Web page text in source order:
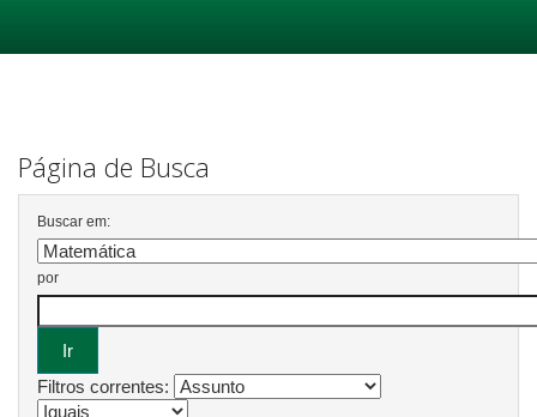
Página de Busca
Buscar em:
por
Filtros correntes: